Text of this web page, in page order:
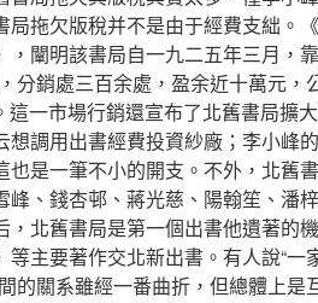
拖欠版稅并不是由于經費支絀。《
闡明該書局自一九二五年三月，
分銷處三百余處，盈余近十萬元，
這一市場行銷還宣布了北舊書局擴
調用出書經費投資紗廠；李小峰
是一筆不小的開支。不外，北舊
、錢杏邨、蔣光慈、陽翰笙、潘
北舊書局是第一個出書他遺著的
主要著作交北新出書。有人說“一
的關系雖經一番曲折，但總體上是